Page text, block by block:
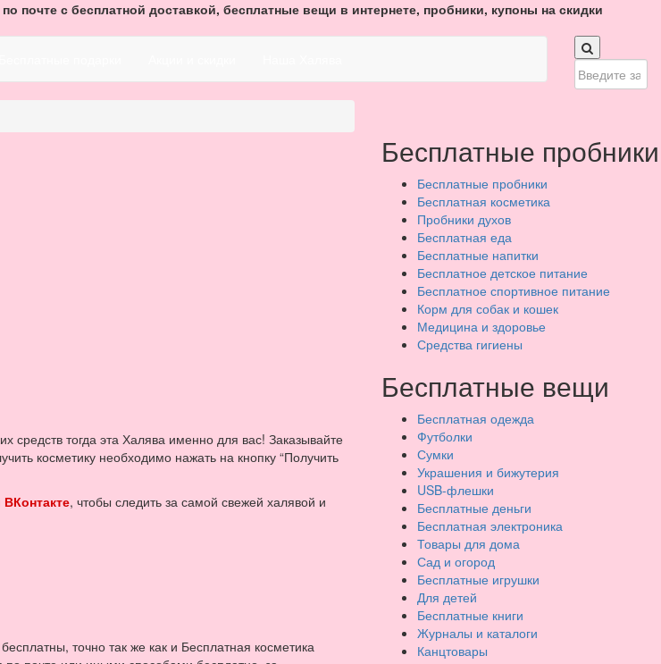
почте с бесплатной доставкой, бесплатные вещи в интернете, пробники, купоны на скидки
средств тогда эта Халява именно для вас! Заказывайте
косметику необходимо нажать на кнопку “Получить
, чтобы следить за самой свежей халявой и
точно так же как и Бесплатная косметика
Бесплатные пробники
Бесплатные пробники
Бесплатная косметика
Пробники духов
Бесплатная еда
Бесплатные напитки
Бесплатное детское питание
Бесплатное спортивное питание
Корм для собак и кошек
Медицина и здоровье
Средства гигиены
Бесплатные вещи
Бесплатная одежда
Футболки
Сумки
Украшения и бижутерия
USB-флешки
Бесплатные деньги
Бесплатная электроника
Товары для дома
Сад и огород
Бесплатные игрушки
Для детей
Бесплатные книги
Журналы и каталоги
Канцтовары